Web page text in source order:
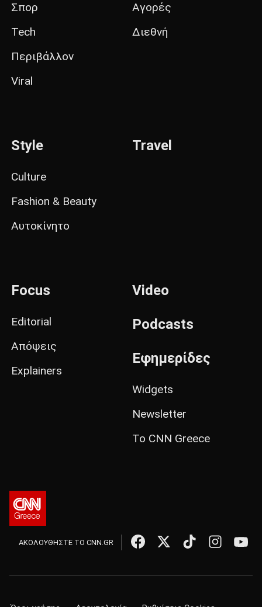
Σπορ
Tech
Περιβάλλον
Viral
Αγορές
Διεθνή
Style
Culture
Fashion & Beauty
Αυτοκίνητο
Travel
Focus
Editorial
Απόψεις
Explainers
Video
Podcasts
Εφημερίδες
Widgets
Newsletter
Το CNN Greece
ΑΚΟΛΟΥΘΗΣΤΕ ΤΟ CNN.GR